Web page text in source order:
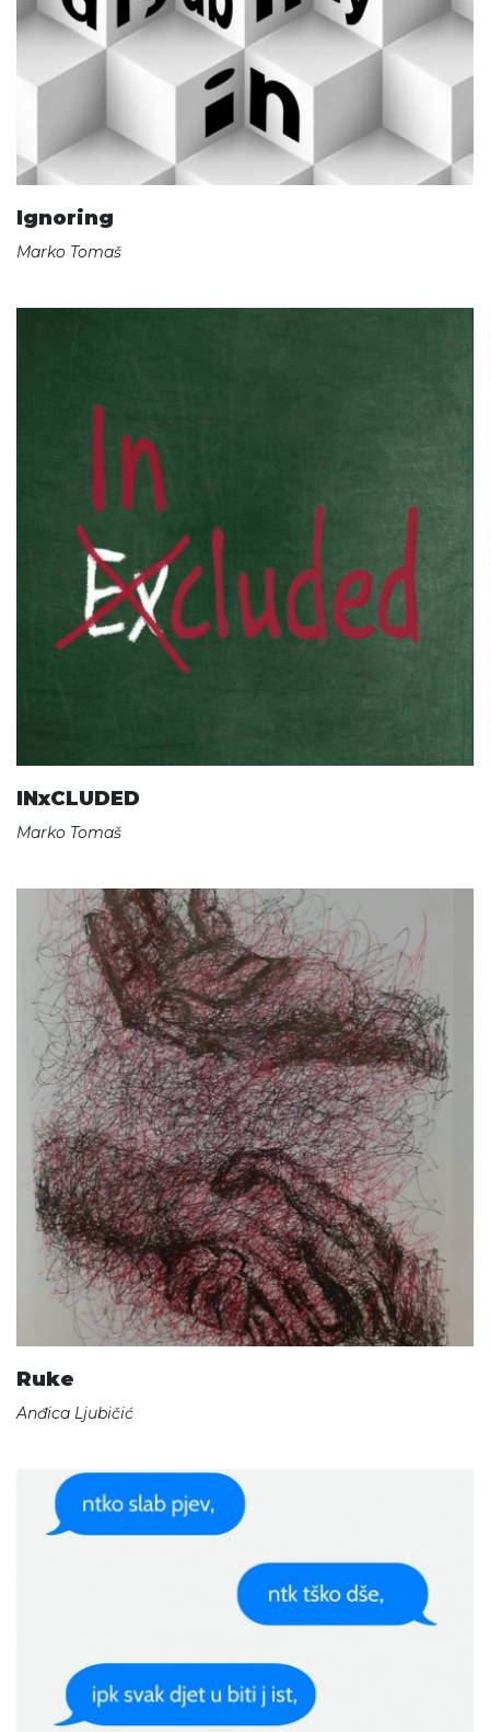
Ignoring
Marko Tomaš
INxCLUDED
Marko Tomaš
Ruke
Anđica Ljubičić